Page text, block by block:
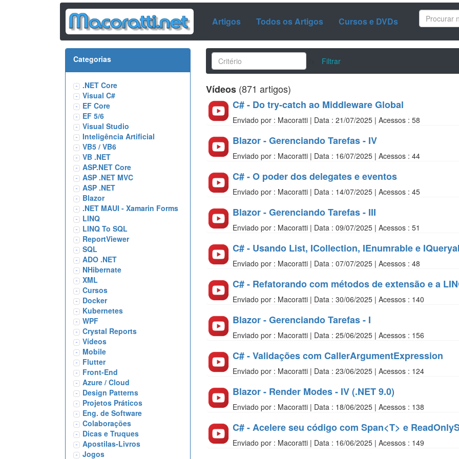
Artigos Todos os Artigos Cursos e DVDs
Categorias
.NET Core
Visual C#
EF Core
EF 5/6
Visual Studio
Inteligência Artificial
VB5 / VB6
VB .NET
ASP.NET Core
ASP .NET MVC
ASP .NET
Blazor
.NET MAUI - Xamarin Forms
LINQ
LINQ To SQL
ReportViewer
SQL
ADO .NET
NHibernate
XML
Cursos
Docker
Kubernetes
WPF
Crystal Reports
Vídeos
Mobile
Flutter
Front-End
Azure / Cloud
Design Patterns
Projetos Práticos
Eng. de Software
Colaborações
Dicas e Truques
Apostilas-Livros
Jogos
Filtrar
Vídeos (871 artigos)
C# - Do try-catch ao Middleware Global
Enviado por : Macoratti | Data : 21/07/2025 | Acessos : 58
Blazor - Gerenciando Tarefas - IV
Enviado por : Macoratti | Data : 16/07/2025 | Acessos : 44
C# - O poder dos delegates e eventos
Enviado por : Macoratti | Data : 14/07/2025 | Acessos : 45
Blazor - Gerenciando Tarefas - III
Enviado por : Macoratti | Data : 09/07/2025 | Acessos : 51
C# - Usando List, ICollection, IEnumrable e
Enviado por : Macoratti | Data : 07/07/2025 | Acessos : 48
C# - Refatorando com métodos de extensão e a
Enviado por : Macoratti | Data : 30/06/2025 | Acessos : 140
Blazor - Gerenciando Tarefas - I
Enviado por : Macoratti | Data : 25/06/2025 | Acessos : 156
C# - Validações com CallerArgumentExpression
Enviado por : Macoratti | Data : 23/06/2025 | Acessos : 124
Blazor - Render Modes - IV (.NET 9.0)
Enviado por : Macoratti | Data : 18/06/2025 | Acessos : 138
C# - Acelere seu código com Span<T> e
Enviado por : Macoratti | Data : 16/06/2025 | Acessos : 149